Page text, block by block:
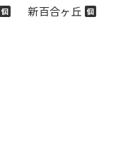
個 新百合ヶ丘 個